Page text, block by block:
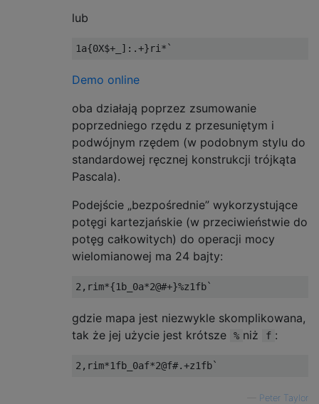
lub
Demo online
oba działają poprzez zsumowanie
poprzedniego rzędu z przesuniętym i
podwójnym rzędem (w podobnym stylu do
standardowej ręcznej konstrukcji trójkąta
Pascala).
Podejście „bezpośrednie” wykorzystujące
potęgi kartezjańskie (w przeciwieństwie do
potęg całkowitych) do operacji mocy
wielomianowej ma 24 bajty:
gdzie mapa jest niezwykle skomplikowana,
tak że jej użycie jest krótsze
% niż f :
Peter Taylor